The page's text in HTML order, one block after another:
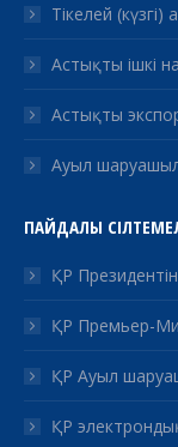
Тікелей
Астықты ішкі
Астықты
Ауыл
ПАЙДАЛЫ
ҚР
ҚР Премьер-
ҚР Ауыл
ҚР